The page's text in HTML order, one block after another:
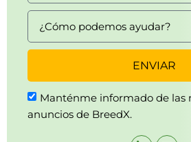
Manténme informado de las
anuncios de BreedX.
ENVIAR